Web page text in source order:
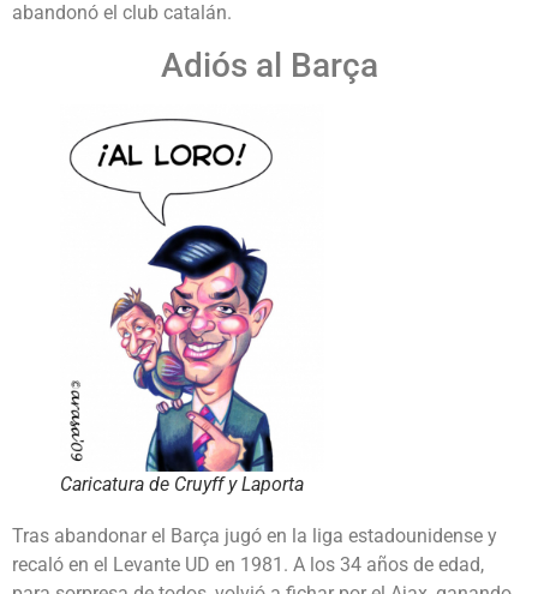
abandonó el club catalán.
Adiós al Barça
Caricatura de Cruyff y Laporta
Tras abandonar el Barça jugó en la liga estadounidense y
recaló en el Levante UD en 1981. A los 34 años de edad,